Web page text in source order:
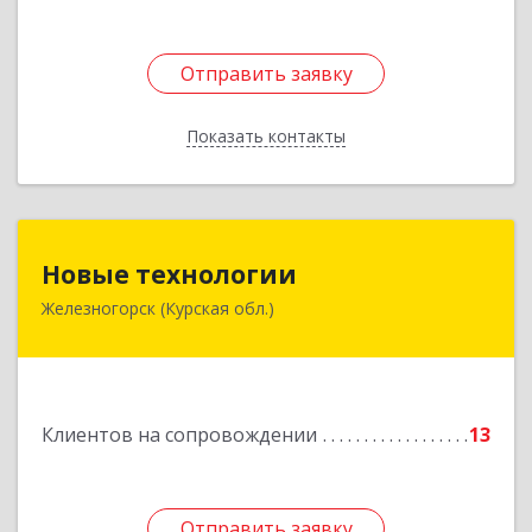
Отправить заявку
Показать контакты
Отправить заявку
Назад
Новые технологии
Железногорск (Курская обл.)
Клиентов на сопровождении 13
307170, Курская обл, Железногорский р-н,
Подробнее